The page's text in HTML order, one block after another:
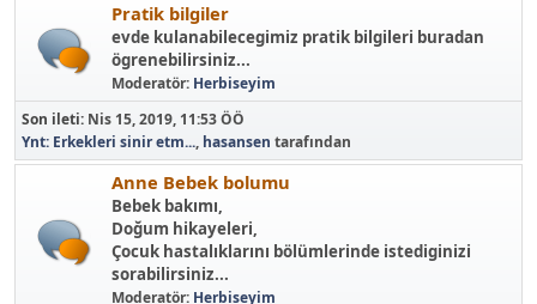
Pratik bilgiler
evde kulanabilecegimiz pratik bilgileri buradan
ögrenebilirsiniz...
Moderatör: Herbiseyim
Son ileti: Nis 15, 2019, 11:53 ÖÖ
Ynt: Erkekleri sinir etm..., hasansen tarafından
Anne Bebek bolumu
Bebek bakımı,
Doğum hikayeleri,
Çocuk hastalıklarını bölümlerinde istediginizi
sorabilirsiniz...
Moderatör: Herbiseyim